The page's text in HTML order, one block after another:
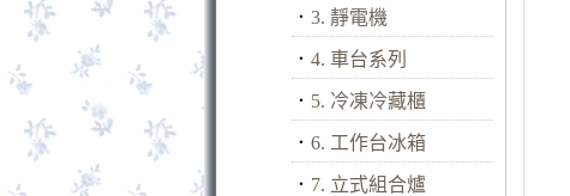
． 3. 靜電機
． 4. 車台系列
． 5. 冷凍冷藏櫃
． 6. 工作台冰箱
． 7. 立式組合爐